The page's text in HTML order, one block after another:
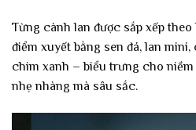
Từng cành lan được sắp xếp
điểm xuyết bằng sen đá, lan
chim xanh – biểu trưng cho
nhẹ nhàng mà sâu sắc.